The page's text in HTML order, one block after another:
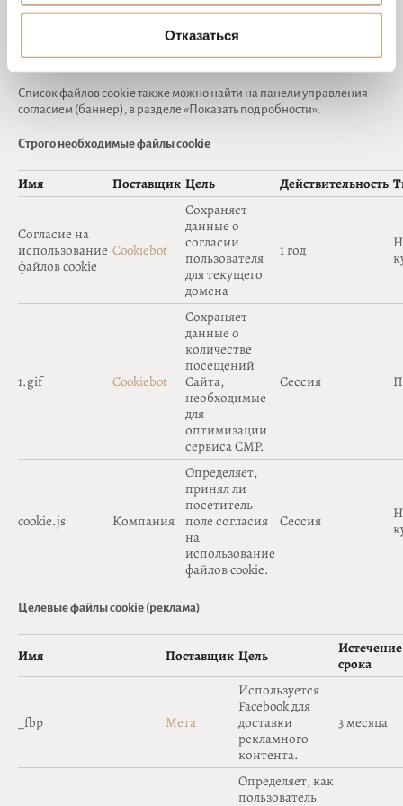
Отказаться
Ниже вы можете найти список различных файлов cookie и
инструментов отслеживания, используемых на нашем веб-сайте.
Информация о них извлекается в результате работы технологии
сканирования платформы управления согласием Cookiebot.
Список файлов cookie также можно найти на панели управления
согласием (баннер), в разделе «Показать подробности».
Строго необходимые файлы cookie
Имя Поставщик Цель Действительность
Согласие на
использование
файлов cookie
Cookiebot
Сохраняет
данные о
согласии
пользователя
для текущего
домена
1 год
1.gif Cookiebot
Сохраняет
данные о
количестве
посещений
Сайта,
необходимые
для
оптимизации
сервиса CMP.
Сессия
cookie.js Компания
Определяет,
принял ли
посетитель
поле согласия
на
использование
файлов cookie.
Сессия
Целевые файлы cookie (реклама)
Имя Поставщик Цель
Истечение
срока
_fbp Мета
Используется
Facebook для
доставки
рекламного
контента.
3 месяца
Определяет, как
пользователь